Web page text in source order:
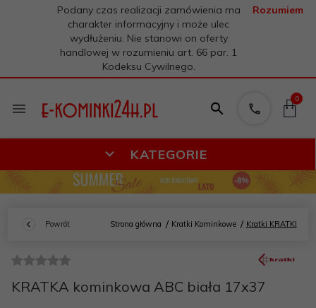
Podany czas realizacji zamówienia ma
charakter informacyjny i może ulec
wydłużeniu. Nie stanowi on oferty
handlowej w rozumieniu art. 66 par. 1
Kodeksu Cywilnego.
Rozumiem
0
KATEGORIE
Powrót Strona główna Kratki Kominkowe Kratki KRATKI
KRATKA kominkowa ABC biała 17x37